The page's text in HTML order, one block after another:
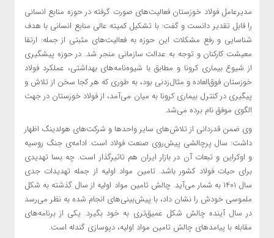
مدیرعامل فولاد خوزستان فعالیت‌های صورت گرفته در حوزه منابع انسانی
را قابل تقدیر دانست و گفت: با تشکیل کمیته عالی منابع انسانی با هدف
شناسایی و رفع مشکلات این حوزه به فعالیت‌های مثبتی از جمله: ارتقا
معیشت کارکنان و توجه به عدالت سازمانی منجر شد. در حوزه پیشگیری
از شیوع بیماری کرونا و مطابق با شیوه‌نامه‌های بهداشتی، عملکرد فولاد
خوزستان فوق‌العاده و مثال‌زدنی بود، به طوری که هر کجا سخن از تلاش و
پیگیری در کنترل بیماری کرونا به میان می‌آمد، از فولاد خوزستان در جهت
الگوی موفق نام برده می‌شد.
وی ضمن قدردانی از تلاش‌های سایر واحدها و شرکت‌های هولدینگ اظهار
داشت: سال پرچالشی پیش‌روی صنعت فولاد است. ادامه‌ی جنگ روسیه
و اوکراین و تبعات آن در بازار ایران هم تاثیر‌گذار است. چه بسا تهدیدی
برای حیات فولاد کشور باشد. تامین مواد اولیه از جمله تهدیدات جدی
سال ۱۴۰۱ به شمار می‌آید. چالش تامین مواد اولیه از سال گذشته به شکل
ملموسی خودش را نشان داد، با پیش‌بینی‌های انجام شده به نظر می‌رسد
در سال آینده چالش شکل عمیق‌تری به خود بگیرد. یکی از برنامه‌های
مقابله با پیامدهای چالش تامین مواد اولیه، دپوسازی گندله است.